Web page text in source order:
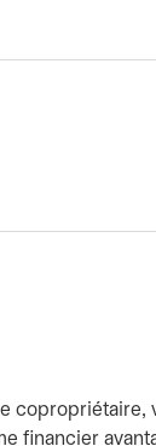
financier